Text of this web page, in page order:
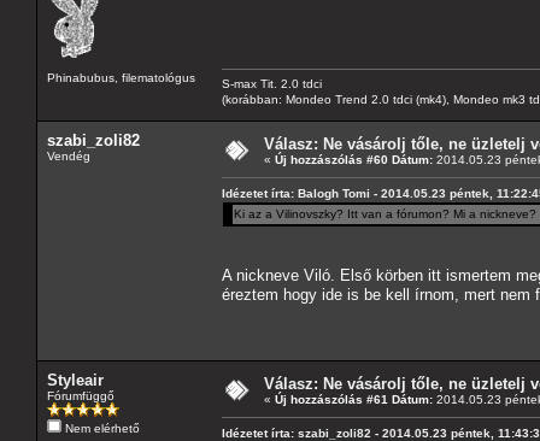
Phinabubus, filematológus
S-max Tit. 2.0 tdci
(korábban: Mondeo Trend 2.0 tdci (mk4), Mondeo mk3
szabi_zoli82
Vendég
Válasz: Ne vásárolj tőle, ne üzletelj
« Új hozzászólás #60 Dátum: 2014.05.23
Idézetet írta: Balogh Tomi - 2014.05.23 péntek,
Ki az a Vilinovszky? Itt van a fórumon? Mi a nickneve?
A nickneve Viló. Első körben itt ismertem
éreztem hogy ide is be kell írnom, mert nem
Styleair
Fórumfüggő
Nem elérhető
Válasz: Ne vásárolj tőle, ne üzletelj
« Új hozzászólás #61 Dátum: 2014.05.23
Idézetet írta: szabi_zoli82 - 2014.05.23 péntek,